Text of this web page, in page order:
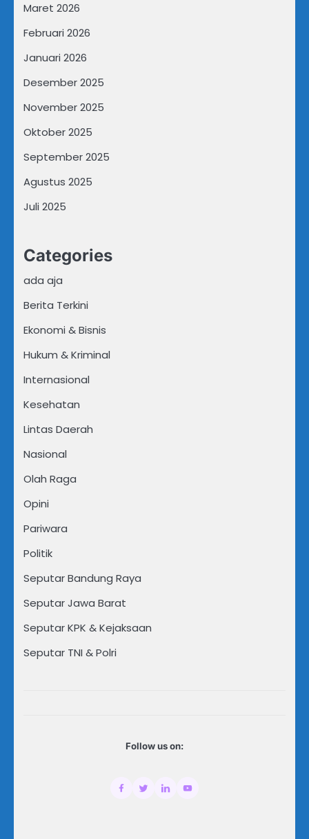
Maret 2026
Februari 2026
Januari 2026
Desember 2025
November 2025
Oktober 2025
September 2025
Agustus 2025
Juli 2025
Categories
ada aja
Berita Terkini
Ekonomi & Bisnis
Hukum & Kriminal
Internasional
Kesehatan
Lintas Daerah
Nasional
Olah Raga
Opini
Pariwara
Politik
Seputar Bandung Raya
Seputar Jawa Barat
Seputar KPK & Kejaksaan
Seputar TNI & Polri
Follow us on: